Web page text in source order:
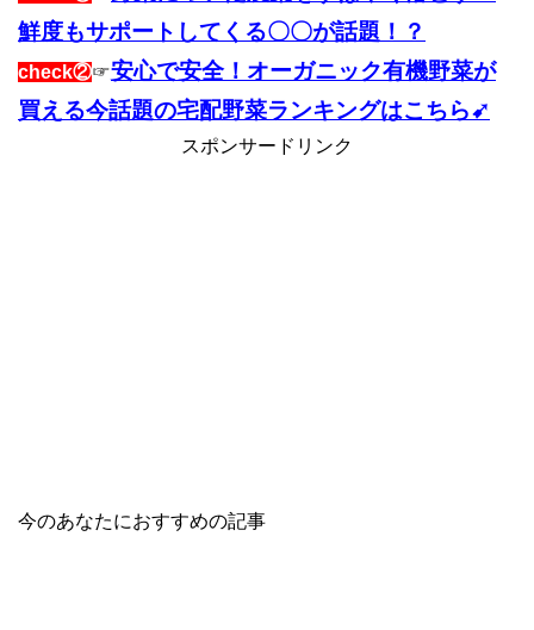
鮮度もサポートしてくる〇〇が話題！？
check②☞安心で安全！オーガニック有機野菜が
買える今話題の宅配野菜ランキングはこちら➹
スポンサードリンク
今のあなたにおすすめの記事